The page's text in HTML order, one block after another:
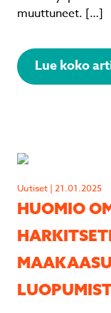
muuttuneet. […]
Lue koko
Uutiset | 21.01.2025
HUOMIO